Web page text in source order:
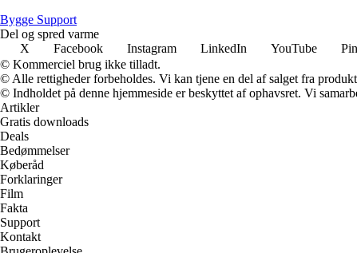
Bygge Support
Del og spred varme
X
Facebook Instagram LinkedIn YouTube
© Kommerciel brug ikke tilladt.
© Alle rettigheder forbeholdes. Vi kan tjene en del af salget fra
© Indholdet på denne hjemmeside er beskyttet af ophavsret. Vi
Artikler
Gratis downloads
Deals
Bedømmelser
Køberåd
Forklaringer
Film
Fakta
Support
Kontakt